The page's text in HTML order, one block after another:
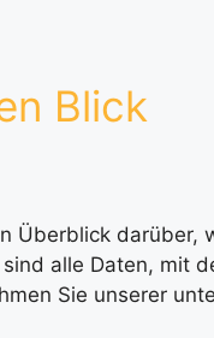
Blick
Überblick
alle Daten, mit
Sie unserer